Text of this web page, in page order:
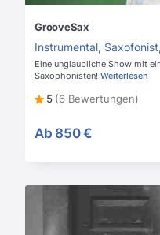
GrooveSax
Instrumental, Saxofonist,
Eine unglaubliche Show mit
Saxophonisten! Weiterlesen
5 (6 Bewertungen)
Ab 850 €